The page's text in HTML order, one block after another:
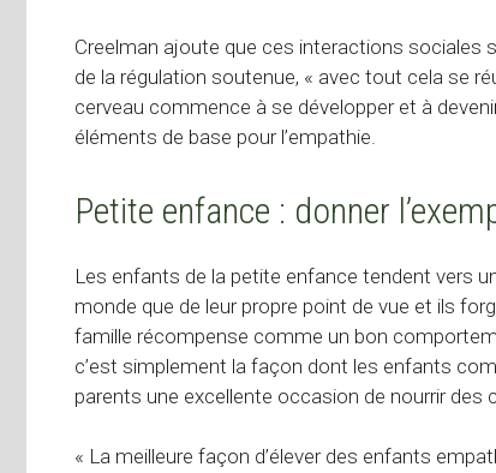
Creelman ajoute que ces interactions
de la régulation soutenue, « avec tout cela se
cerveau commence à se développer et à
éléments de base pour l’empathie.
Petite enfance : donner
Les enfants de la petite enfance tendent vers
monde que de leur propre point de vue et ils
famille récompense comme un bon
c’est simplement la façon dont les enfants
parents une excellente occasion de nourrir
« La meilleure façon d’élever des enfants